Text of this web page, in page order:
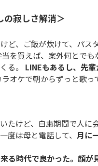
の寂しさ解消＞
ど、ご飯が炊けて、パ
を買えば、案外何とで
る。
LINEもあるし、先
オケで朝からずっと歌っ
たけど、自粛期間で人に
度は母と電話して、 月に
る時代で良かった。顔